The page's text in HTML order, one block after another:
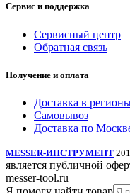
Сервис и поддержка
Сервисный центр
Обратная связь
Получение и оплата
Доставка в
Самовывоз
Доставка по
MESSER-ИНСТРУМЕНТ
является публичной
messer-tool.ru